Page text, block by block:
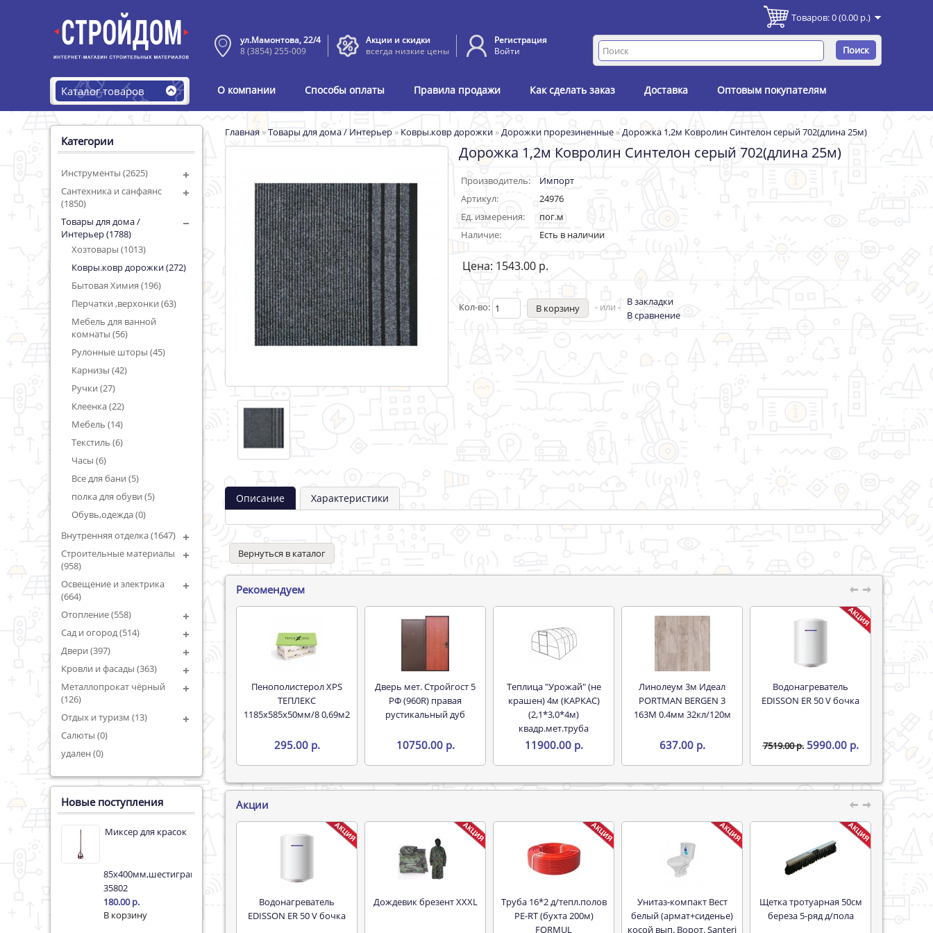
ул.Мамонтова, 22/4
8 (3854) 255-009
Акции и скидки
всегда низкие цены
Регистрация
Войти
Товаров: 0 (0.00 р.)
Поиск
Каталог товаров О компании Способы оплаты Правила продажи Как сделать заказ Доставка Оптовым покупателям
Категории
Инструменты (2625)
Сантехника и санфаянс
(1850)
Товары для дома /
Интерьер (1788)
Хозтовары (1013)
Ковры.ковр дорожки (272)
Бытовая Химия (196)
Перчатки ,верхонки (63)
Мебель для ванной
комнаты (56)
Рулонные шторы (45)
Карнизы (42)
Ручки (27)
Клеенка (22)
Мебель (14)
Текстиль (6)
Часы (6)
Все для бани (5)
полка для обуви (5)
Обувь,одежда (0)
Внутренняя отделка (1647)
Строительные материалы
(958)
Освещение и электрика
(664)
Отопление (558)
Сад и огород (514)
Двери (397)
Кровли и фасады (363)
Металлопрокат чёрный
(126)
Отдых и туризм (13)
Салюты (0)
удален (0)
Новые поступления
Миксер для красок
85х400мм,шестигран.хвостовик.Бибер
35802
180.00 р.
Главная»Товары для дома / Интерьер » Ковры.ковр дорожки »Дорожки прорезиненные»Дорожка 1,2м Ковролин Синтелон серый 702(длина 25м)
Дорожка 1,2м Ковролин Синтелон серый 702(длина 25м)
Производитель:
Импорт
Артикул:
24976
Ед. измерения:
пог.м
Наличие:
Есть в наличии
Цена: 1543.00 р.
Кол-во: - или - В закладки
В сравнение
Описание Характеристики
Вернуться в каталог
Рекомендуем
Пенополистерол XPS
ТЕПЛЕКС
1185х585х50мм/8 0,69м2
295.00 р.
Дверь мет. Стройгост 5
РФ (960R) правая
рустикальный дуб
10750.00 р.
Теплица "Урожай" (не
крашен) 4м (КАРКАС)
(2,1*3,0*4м)
квадр.мет.труба
11900.00 р.
Линолеум 3м Идеал
PORTMAN BERGEN 3
163M 0.4мм 32кл/120м
637.00 р.
Водонагреватель
EDISSON ER 50 V бочка
7519.00 р. 5990.00 р.
Акции
Водонагреватель
EDISSON ER 50 V бочка
Дождевик брезент XXXL
Труба 16*2 д/тепл.полов
PE-RT (бухта 200м)
FORMUL
Унитаз-компакт Вест
белый (армат+сиденье)
косой вып. Ворот. Santeri
Щетка тротуарная 50см
береза 5-ряд д/пола